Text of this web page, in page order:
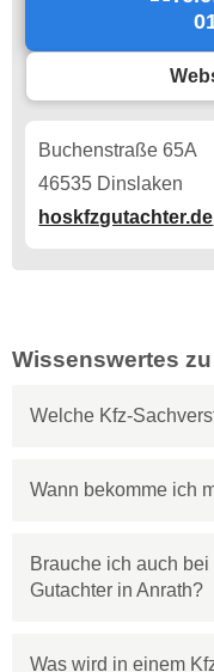
Buchenstraße 65A
46535 Dinslaken
hoskfzgutachter.de
Wissenswertes
Welche Kfz-
Wann bekomme ich
Brauche ich auch
Gutachter in Anrath?
Was wird in einem